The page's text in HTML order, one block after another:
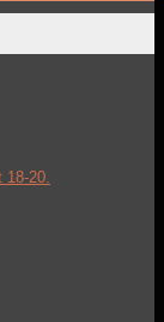
18-20.